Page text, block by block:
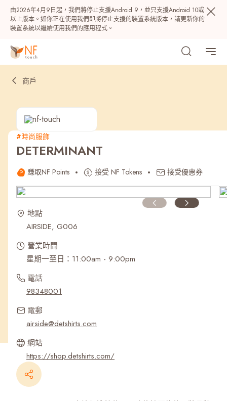
由2026年4月9日起，我們將停止支援Android 9，並只支援Android 10或
以上版本。如你正在使用我們即將停止支援的裝置系統版本，請更新你的
裝置系統以繼續使用我們的應用程式。
熱門
最近搜尋紀錄
商戶
#時尚服飾
DETERMINANT
賺取NF Points 接受 NF Tokens 接受優惠券
地點
AIRSIDE, G006
營業時間
星期一至日：11:00am - 9:00pm
電話
98348001
電郵
airside@detshirts.com
網站
https://shop.detshirts.com/